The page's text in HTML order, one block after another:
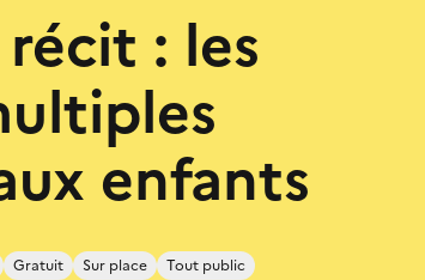
: les
enfants
Gratuit Sur place
Tout public